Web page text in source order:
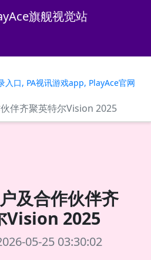
旗舰视觉站
入口, PA视讯游戏app, PlayAce官网
伴齐聚英特尔Vision 2025
及合作伙伴齐
Vision 2025
05-25 03:30:02